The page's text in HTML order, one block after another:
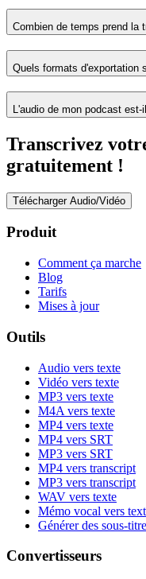
Combien de temps prend la
Quels formats d'exportation
L'audio de mon podcast
Transcrivez
gratuitement !
Télécharger Audio/Vidéo
Produit
Comment ça marche
Blog
Tarifs
Mises à jour
Outils
Audio vers texte
Vidéo vers texte
MP3 vers texte
M4A vers texte
MP4 vers texte
MP4 vers SRT
MP3 vers SRT
MP4 vers transcript
MP3 vers transcript
WAV vers texte
Mémo vocal vers
Générer des sous-
Convertisseurs